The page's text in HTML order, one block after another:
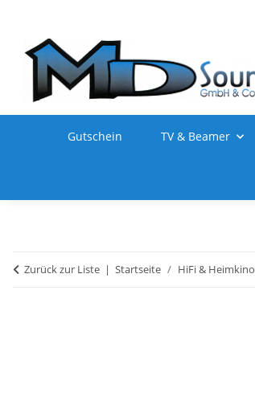
Gutschein TV & Beamer
Zurück zur Liste Startseite HiFi & Heimkino